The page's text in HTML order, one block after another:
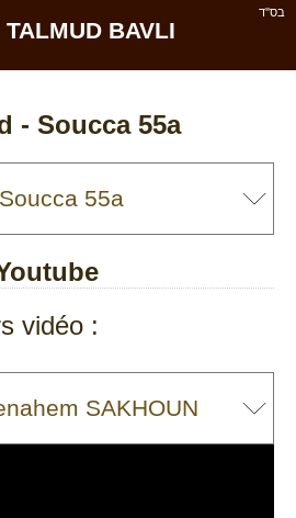
בס''ד
TALMUD BAVLI
- Soucca 55a
vidéo :